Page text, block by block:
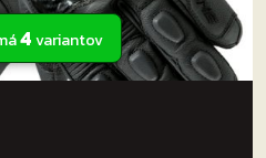
4variantov